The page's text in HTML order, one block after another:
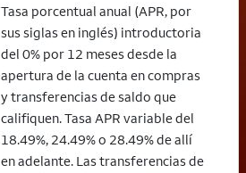
Tasa porcentual anual (APR, por
sus siglas en inglés) introductoria
del 0% por 12 meses desde la
apertura de la cuenta en compras
y transferencias de saldo que
califiquen. Tasa APR variable del
18.49%, 24.49% o 28.49% de allí
en adelante. Las transferencias de